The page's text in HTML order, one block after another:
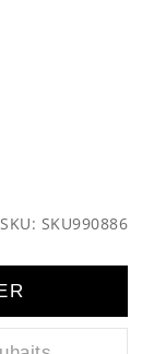
SKU: SKU990886